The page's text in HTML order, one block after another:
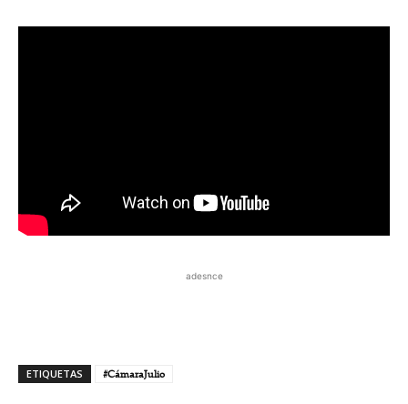
adesnce
ETIQUETAS #CámaraJulio